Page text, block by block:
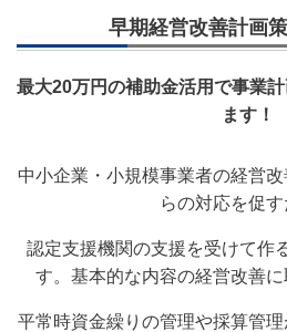
早期経営改善計画
最大20万円の補助金活用で事業
ます！
中小企業・小規模事業者の経営
らの対応を促す
認定支援機関の支援を受けて作
す。基本的な内容の経営改善に
平常時資金繰りの管理や採算管